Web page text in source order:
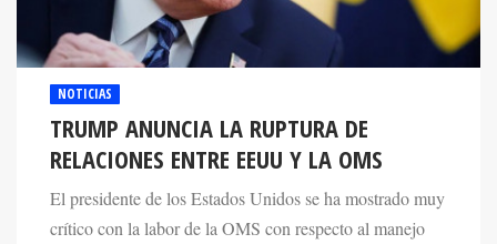
NOTICIAS
TRUMP ANUNCIA LA RUPTURA DE
RELACIONES ENTRE EEUU Y LA OMS
El presidente de los Estados Unidos se ha mostrado muy
crítico con la labor de la OMS con respecto al manejo